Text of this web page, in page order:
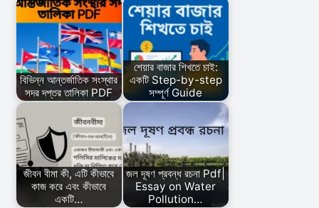
বিভিন্ন আন্তর্জাতিক সংস্থার
সদর দপ্তর তালিকা PDF
শেয়ার বাজার শিখতে চাই:
একটি Step-by-step
সম্পূর্ণ Guide
জীবন বীমা কী, এটি কীভাবে
কাজ করে এবং কীভাবে
একটি…
জল দূষণ প্রবন্ধ রচনা Pdf|
Essay on Water
Pollution…